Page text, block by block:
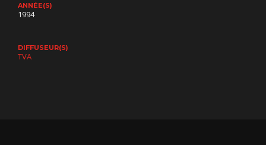
ANNÉE(S)
1994
DIFFUSEUR(S)
TVA